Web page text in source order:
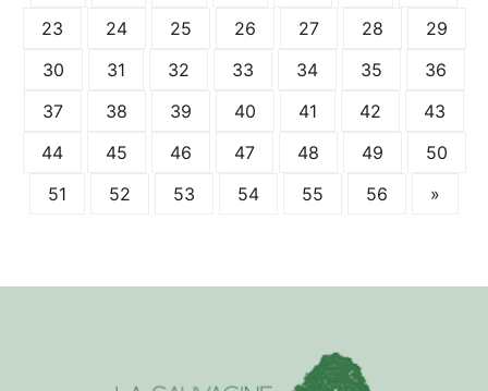
23
24 25 26 27 28
29
30
31 32 33 34 35
36
37
38 39 40 41 42
43
44
45 46 47 48 49
50
51
52 53 54 55 56 »